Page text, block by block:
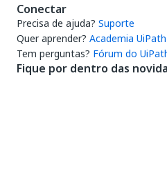
Conectar
Precisa de ajuda? Suporte
Quer aprender? Academia UiPath
Tem perguntas? Fórum do
Fique por dentro das